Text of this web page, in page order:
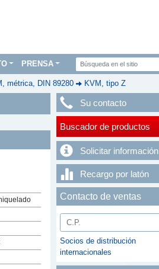
PRENSA
métrica, DIN 89280 KVM, tipo Z
Su contacto
Buscador de productos
Solicitar información
Recargo por latón
Contacto de ventas
Socios de distribución
internacionales